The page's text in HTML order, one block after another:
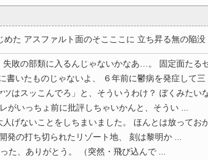
た アスファルト面のそこここに 立ち昇る無の陥没
敗の部類に入るんじゃないかなあ…。 固定面たる
書いたものじゃないよ、 ６年前に鬱病を発症して三
はスッこんでろ」と、そういうわけ？ ぼくみたい
がいっちょ前に批評しちゃいかんと、そうい ...
げないことをしちまいました。 ほんとは放ってお
発の打ち切られたリゾート地、 刻は黎明か ...
た、ありがとう。 （突然・飛び込んで ...